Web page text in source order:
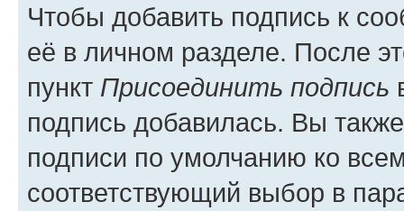
Чтобы добавить подпись к
её в личном разделе. После
пункт Присоединить подпись
подпись добавилась. Вы
подписи по умолчанию ко
соответствующий выбор в